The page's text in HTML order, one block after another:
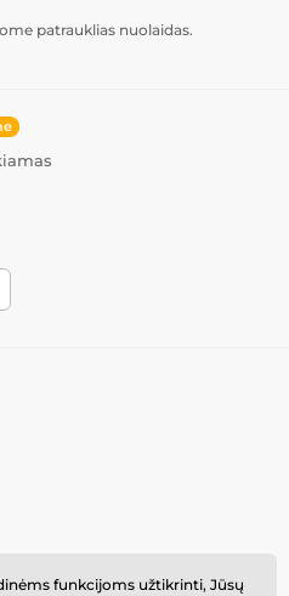
patrauklias nuolaidas.
funkcijoms užtikrinti, Jūsų